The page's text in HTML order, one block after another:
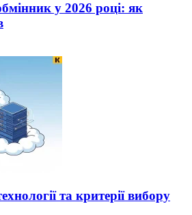
у 2026 році: як
та критерії вибору